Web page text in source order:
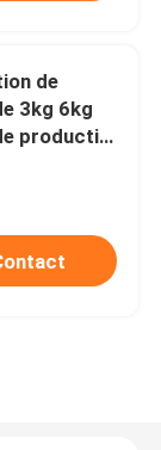
de
3kg 6kg
production